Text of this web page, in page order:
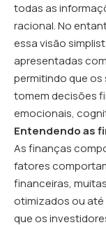
todas as
racional. No
essa visão
apresentadas
permitindo que
tomem decisões
emocionais,
Entendendo as
As finanças
fatores
financeiras,
otimizados ou até
que os